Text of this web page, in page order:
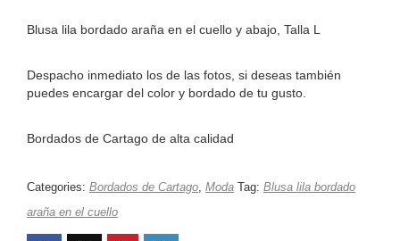
Blusa lila bordado araña en el cuello y abajo, Talla L
Despacho inmediato los de las fotos, si deseas también
puedes encargar del color y bordado de tu gusto.
Bordados de Cartago de alta calidad
Categories: Bordados de Cartago, Moda Tag: Blusa lila bordado
araña en el cuello